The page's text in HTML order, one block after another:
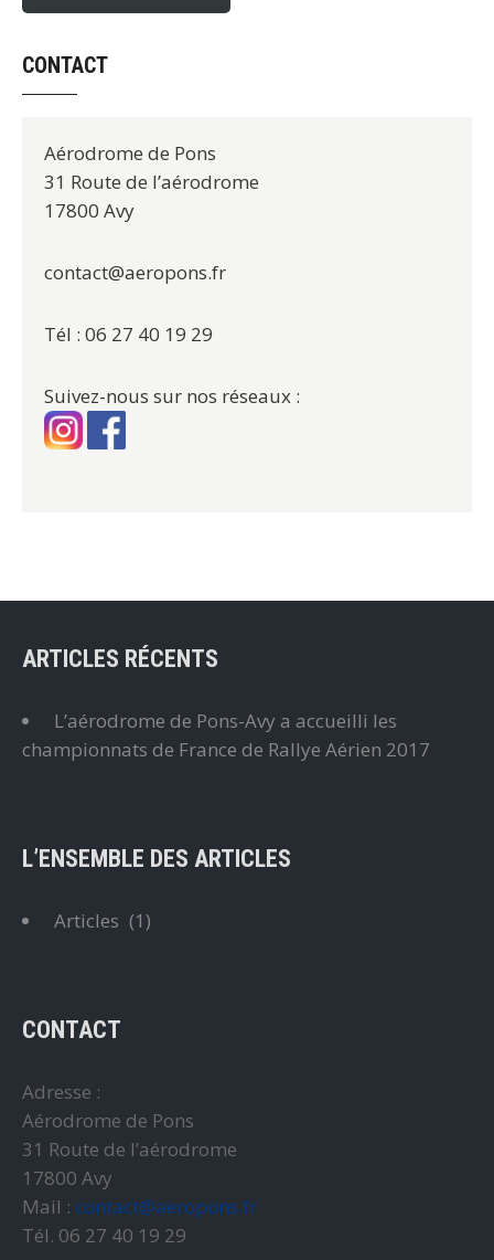
CONTACT
Aérodrome de Pons
31 Route de l’aérodrome
17800 Avy
contact@aeropons.fr
Tél : 06 27 40 19 29
Suivez-nous sur nos réseaux :
ARTICLES RÉCENTS
L’aérodrome de Pons-Avy a accueilli les
championnats de France de Rallye Aérien 2017
L’ENSEMBLE DES ARTICLES
Articles (1)
CONTACT
Adresse :
Aérodrome de Pons
31 Route de l’aérodrome
17800 Avy
Mail : contact@aeropons.fr
Tél. 06 27 40 19 29